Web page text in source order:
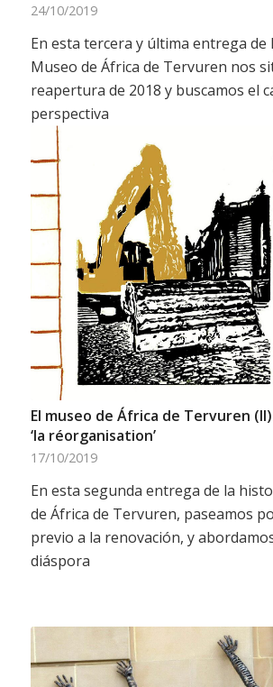
24/10/2019
En esta tercera y última entrega de
Museo de África de Tervuren nos
reapertura de 2018 y buscamos el
perspectiva
El museo de África de Tervuren
‘la réorganisation’
17/10/2019
En esta segunda entrega de la
de África de Tervuren, paseamos
previo a la renovación, y
diáspora